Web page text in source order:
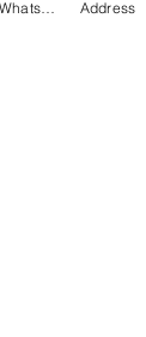
מבני הזוגAddress